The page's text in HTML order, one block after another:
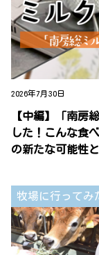
2026年7月30日
【中編】「南房
した！こんな食
の新たな可能性
牧場に行ってみ